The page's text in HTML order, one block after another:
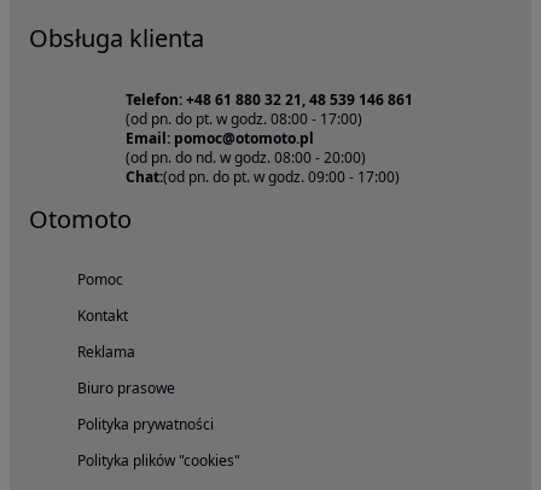
Obsługa klienta
Telefon: +48 61 880 32 21, 48 539 146 861
(od pn. do pt. w godz. 08:00 - 17:00)
Email: pomoc@otomoto.pl
(od pn. do nd. w godz. 08:00 - 20:00)
Chat:(od pn. do pt. w godz. 09:00 - 17:00)
Otomoto
Pomoc
Kontakt
Reklama
Biuro prasowe
Polityka prywatności
Polityka plików "cookies"